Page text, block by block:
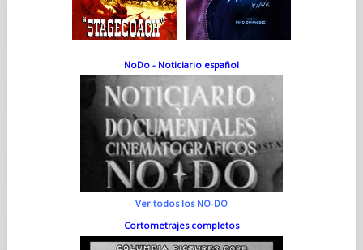
NoDo - Noticiario español
Ver todos los NO-DO
Cortometrajes completos